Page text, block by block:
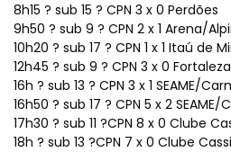
8h15 ? sub 15 ? CPN 3 x 0 Perdões
9h50 ? sub 9 ? CPN 2 x 1 Arena/
10h20 ? sub 17 ? CPN 1 x 1 Itaú de
12h45 ? sub 9 ? CPN 3 x 0
16h ? sub 13 ? CPN 3 x 1 SEAME/
16h50 ? sub 17 ? CPN 5 x 2
17h30 ? sub 11 ?CPN 8 x 0 Clube
18h ? sub 13 ?CPN 7 x 0 Clube